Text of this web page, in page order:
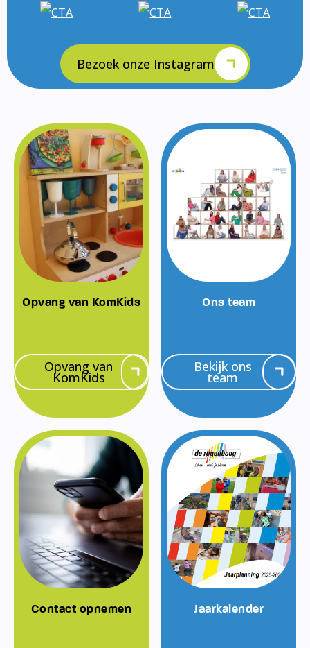
Bezoek onze Instagram
Opvang van KomKids
Opvang van
KomKids
Ons team
Bekijk ons
team
Contact opnemen Jaarkalender